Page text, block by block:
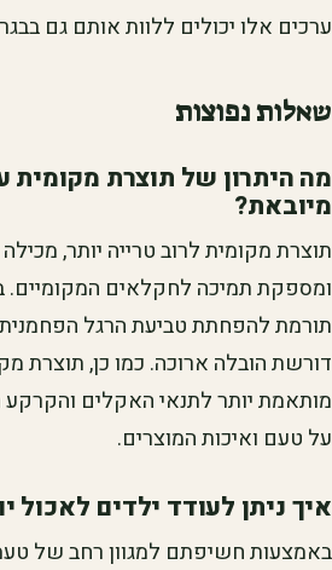
ערכים אלו יכולים ללוות אותם גם
שאלות נפוצות
מה היתרון של תוצרת מקומית
מיובאת?
תוצרת מקומית לרוב טרייה יותר,
ומספקת תמיכה לחקלאים המקומיים.
תורמת להפחתת טביעת הרגל
דורשת הובלה ארוכה. כמו כן, תוצרת
מותאמת יותר לתנאי האקלים
על טעם ואיכות המוצרים.
איך ניתן לעודד ילדים לאכול
באמצעות חשיפתם למגוון רחב של